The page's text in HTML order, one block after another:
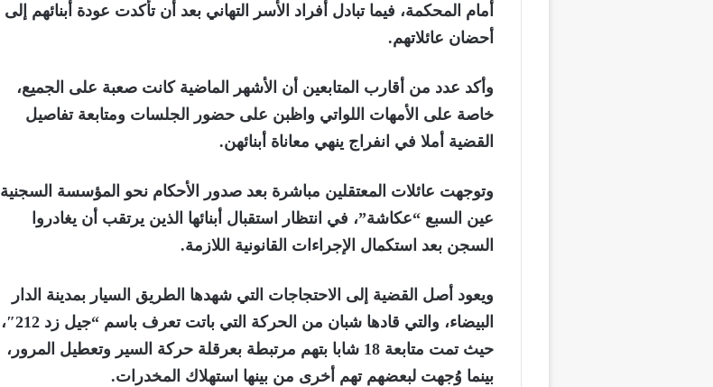
أمام المحكمة، فيما تبادل أفراد الأسر التهاني بعد أن تأكدت عودة أبنائهم إلى
أحضان عائلاتهم.
وأكد عدد من أقارب المتابعين أن الأشهر الماضية كانت صعبة على الجميع،
خاصة على الأمهات اللواتي واظبن على حضور الجلسات ومتابعة تفاصيل
القضية أملا في انفراج ينهي معاناة أبنائهن.
وتوجهت عائلات المعتقلين مباشرة بعد صدور الأحكام نحو المؤسسة السجنية
عين السبع “عكاشة”، في انتظار استقبال أبنائها الذين يرتقب أن يغادروا
السجن بعد استكمال الإجراءات القانونية اللازمة.
ويعود أصل القضية إلى الاحتجاجات التي شهدها الطريق السيار بمدينة الدار
البيضاء، والتي قادها شبان من الحركة التي باتت تعرف باسم “جيل زد 212″،
حيث تمت متابعة 18 شابا بتهم مرتبطة بعرقلة حركة السير وتعطيل المرور،
بينما وُجهت لبعضهم تهم أخرى من بينها استهلاك المخدرات.